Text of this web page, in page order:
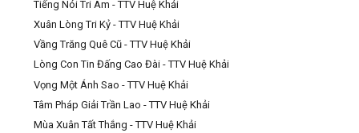
Tiếng Nói Tri Âm - TTV Huệ Khải
Xuân Lòng Tri Kỷ - TTV Huệ Khải
Vầng Trăng Quê Cũ - TTV Huệ Khải
Lòng Con Tin Đấng Cao Đài - TTV Huệ Khải
Vọng Một Ánh Sao - TTV Huệ Khải
Tâm Pháp Giải Trần Lao - TTV Huệ Khải
Mùa Xuân Tất Thắng - TTV Huệ Khải